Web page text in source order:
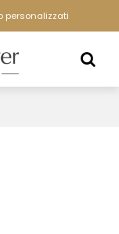
personalizzati